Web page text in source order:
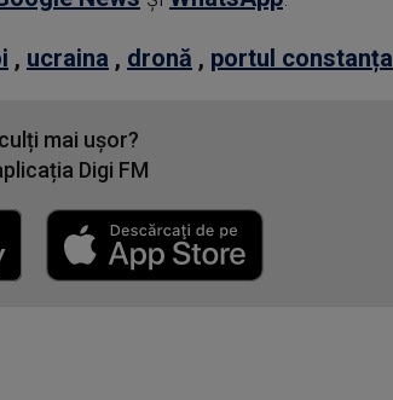
, ucraina , dronă , portul constanța
mai ușor?
Digi FM